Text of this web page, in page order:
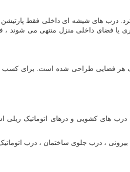
های شیشه ای داخلی فقط پارتیشن
فضای داخلی منزل منتهی می شوند ،
هر فضایی طراحی شده است. برای
های کشویی و درهای اتوماتیک ریلی
، درب جلوی ساختمان ، درب اتوماتیک